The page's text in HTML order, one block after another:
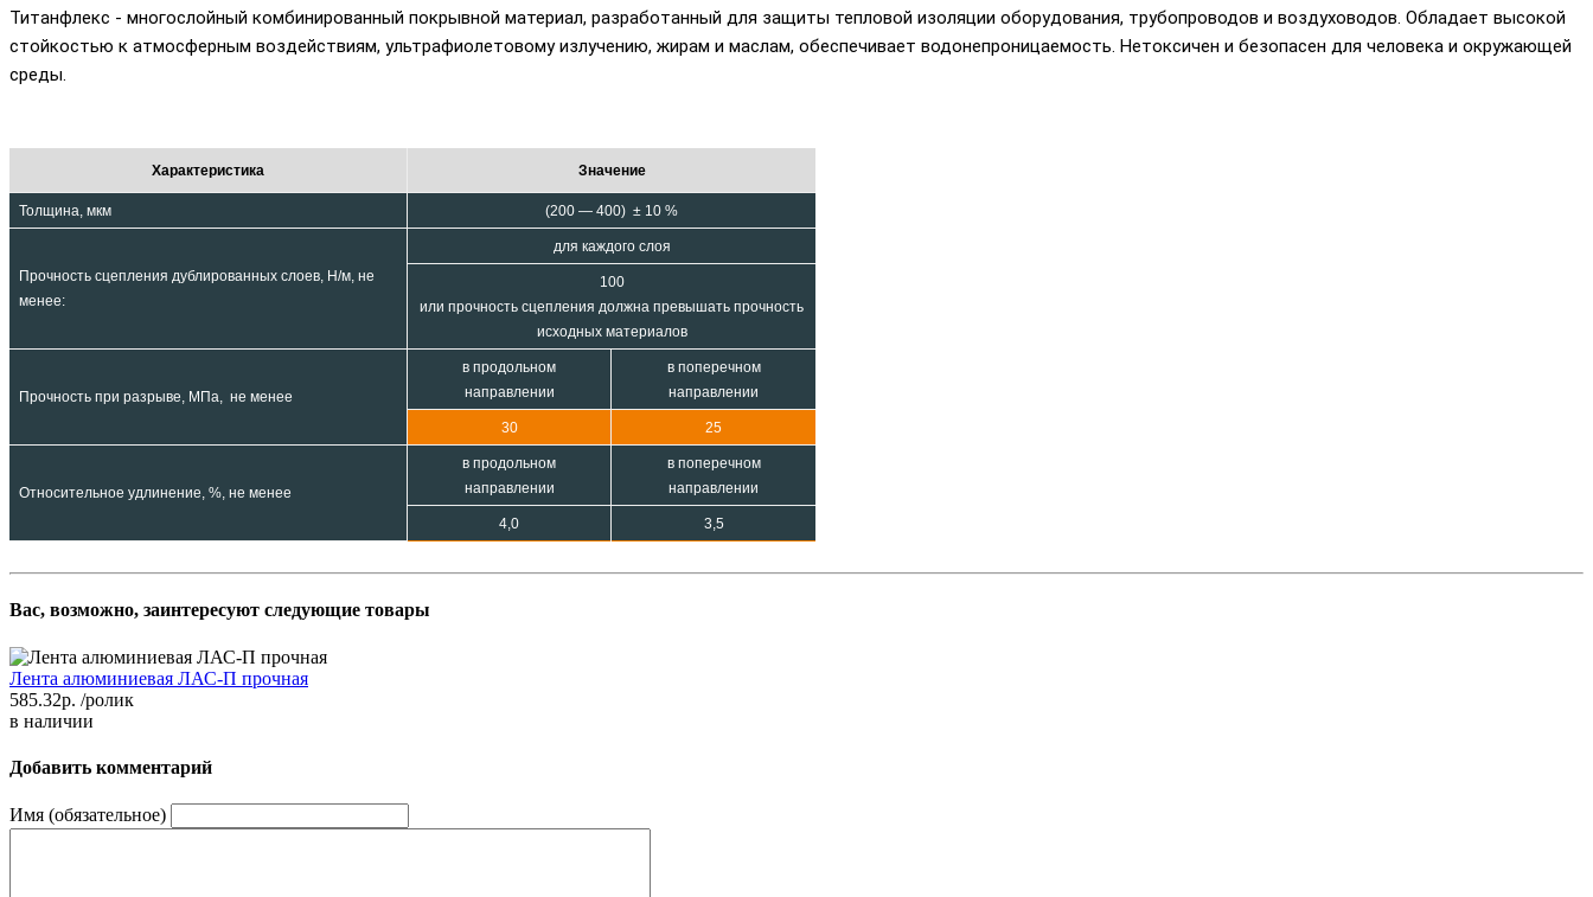
Титанфлекс - многослойный комбинированный покрывной материал, разработанный для защиты тепловой изоляции оборудования, трубопроводов и воздуховодов. Обладает высокой
стойкостью к атмосферным воздействиям, ультрафиолетовому излучению, жирам и маслам, обеспечивает водонепроницаемость. Нетоксичен и безопасен для человека и окружающей
среды.
Характеристика Значение
Толщина, мкм (200 — 400) ± 10 %
Прочность сцепления дублированных слоев, Н/м, не
менее:
для каждого слоя
100
или прочность сцепления должна превышать прочность
исходных материалов
Прочность при разрыве, МПа, не менее
в продольном
направлении
в поперечном
направлении
30 25
Относительное удлинение, %, не менее
в продольном
направлении
в поперечном
направлении
4,0 3,5
Вас, возможно, заинтересуют следующие товары
Лента алюминиевая ЛАС-П прочная
585.32р. /ролик
в наличии
Добавить комментарий
Имя (обязательное)